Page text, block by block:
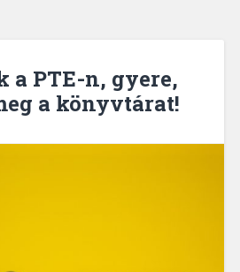
a PTE-n, gyere,
a könyvtárat!